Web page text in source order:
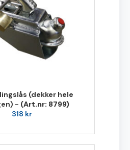
(dekker hele
- (Art.nr: 8799)
318 kr